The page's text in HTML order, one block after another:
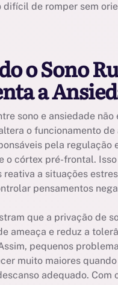
difícil de romper sem
o Sono
a
sono e ansiedade não
o funcionamento de
pela regulação
o córtex pré-frontal.
reativa a situações
pensamentos
que a privação de
ameaça e reduz a
pequenos
muito maiores
adequado. Com